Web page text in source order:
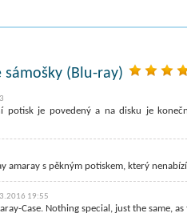
(Blu-ray)
potisk je povedený a na disku je
amaray s pěkným potiskem, který
19:55
Case. Nothing special, just the same,